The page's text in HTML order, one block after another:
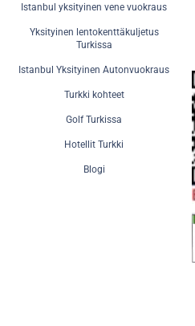
Istanbul yksityinen vene vuokraus
Yksityinen lentokenttäkuljetus
Turkissa
Istanbul Yksityinen Autonvuokraus
Turkki kohteet
Golf Turkissa
Hotellit Turkki
Blogi